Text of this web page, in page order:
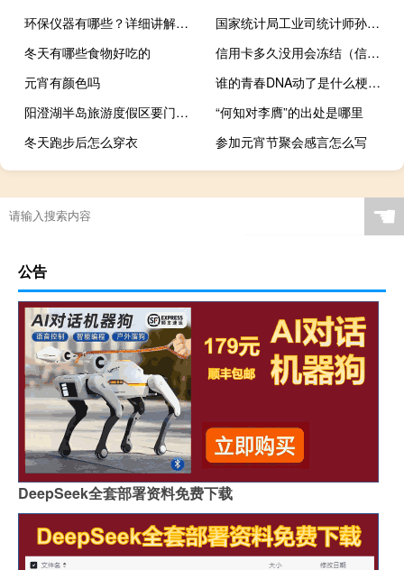
环保仪器有哪些？详细讲解各类环保仪器的使用方法
国家统计局工业司统计师孙晓：1-7月电气水行业利润增长加快
冬天有哪些食物好吃的
信用卡多久没用会冻结（信用卡多久没用会停用）
元宵有颜色吗
谁的青春DNA动了是什么梗什么梗
阳澄湖半岛旅游度假区要门票吗
“何知对李膺”的出处是哪里
冬天跑步后怎么穿衣
参加元宵节聚会感言怎么写
过年了不能吃什么水果
☚
公告
DeepSeek全套部署资料免费下载